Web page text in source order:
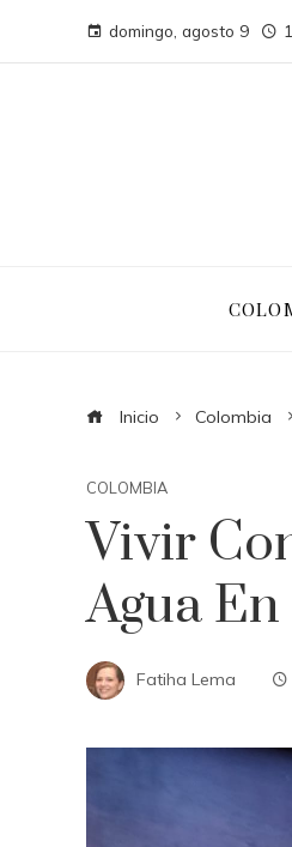
domingo, agosto 9
Inicio Colombia
COLOMBIA
Vivir
Agua
Fatiha Lema